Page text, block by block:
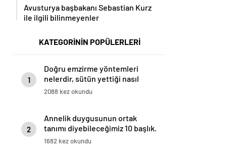
Avusturya başbakanı Sebastian Kurz
ile ilgili bilinmeyenler
KATEGORİNİN POPÜLERLERİ
1
Doğru emzirme yöntemleri
nelerdir, sütün yettiği nasıl
anlaşılır?
2088 kez okundu
2
Annelik duygusunun ortak
tanımı diyebileceğimiz 10 başlık.
1682 kez okundu